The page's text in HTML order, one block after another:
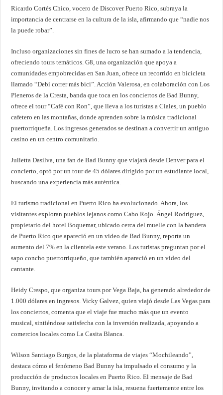
Ricardo Cortés Chico, vocero de Discover Puerto Rico, subraya la
importancia de centrarse en la cultura de la isla, afirmando que “nadie nos
la puede robar”.
Incluso organizaciones sin fines de lucro se han sumado a la tendencia,
ofreciendo tours temáticos. G8, una organización que apoya a
comunidades empobrecidas en San Juan, ofrece un recorrido en bicicleta
llamado “Debí correr más bici”. Acción Valerosa, en colaboración con Los
Pleneros de la Cresta, banda que toca en los conciertos de Bad Bunny,
ofrece el tour “Café con Ron”, que lleva a los turistas a Ciales, un pueblo
cafetero en las montañas, donde aprenden sobre la música tradicional
puertorriqueña. Los ingresos generados se destinan a convertir un antiguo
casino en un centro comunitario.
Julietta Dasilva, una fan de Bad Bunny que viajará desde Denver para el
concierto, optó por un tour de 45 dólares dirigido por un estudiante local,
buscando una experiencia más auténtica.
El turismo tradicional en Puerto Rico ha evolucionado. Ahora, los
visitantes exploran pueblos lejanos como Cabo Rojo. Ángel Rodríguez,
propietario del hotel Boquemar, ubicado cerca del muelle con la bandera
de Puerto Rico que apareció en un video de Bad Bunny, reporta un
aumento del 7% en la clientela este verano. Los turistas preguntan por el
sapo concho puertorriqueño, que también apareció en un video del
cantante.
Heidy Crespo, que organiza tours por Vega Baja, ha generado alrededor de
1.000 dólares en ingresos. Vicky Galvez, quien viajó desde Las Vegas para
los conciertos, comenta que el viaje fue mucho más que un evento
musical, sintiéndose satisfecha con la inversión realizada, apoyando a
comercios locales como La Casita Blanca.
Wilson Santiago Burgos, de la plataforma de viajes “Mochileando”,
destaca cómo el fenómeno Bad Bunny ha impulsado el consumo y la
producción de productos locales en Puerto Rico. El mensaje de Bad
Bunny, invitando a conocer y amar la isla, resuena fuertemente entre los